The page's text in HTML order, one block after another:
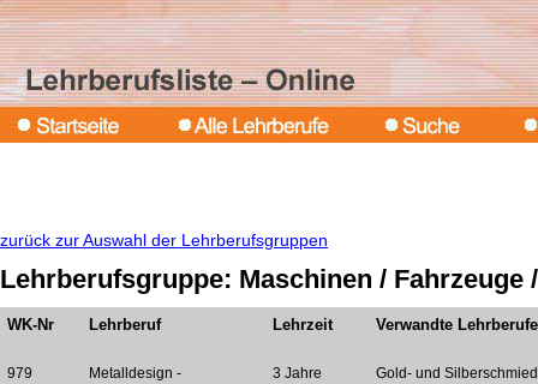
zurück zur Auswahl der Lehrberufsgruppen
Lehrberufsgruppe: Maschinen / Fahrzeuge
WK-Nr Lehrberuf Lehrzeit Verwandte Lehrberufe
979
Metalldesign -
3 Jahre
Gold- und